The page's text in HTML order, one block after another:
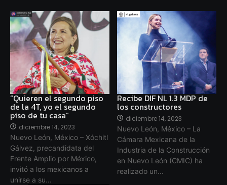
“Quieren el segundo piso
de la 4T, yo el segundo
piso de tu casa”
diciembre 14, 2023
Nuevo León, México – Xóchitl
Gálvez, precandidata del
Frente Amplio por México,
invitó a los mexicanos a
unirse a su...
Recibe DIF NL 1.3 MDP de
los constructores
diciembre 14, 2023
Nuevo León, México – La
Cámara Mexicana de la
Industria de la Construcción
en Nuevo León (CMIC) ha
realizado un...